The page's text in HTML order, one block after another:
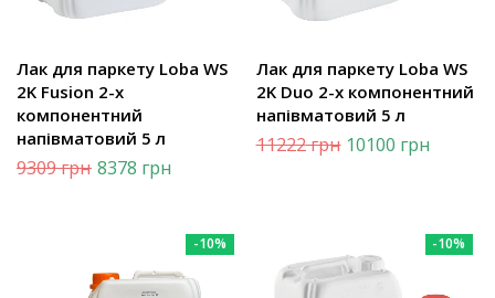
Лак для паркету Loba WS
2K Fusion 2-х
компонентний
напівматовий 5 л
9309грн 8378 грн
Лак для паркету Loba WS
2K Duo 2-х компонентний
напівматовий 5 л
11222грн 10100 грн
-10% -10%